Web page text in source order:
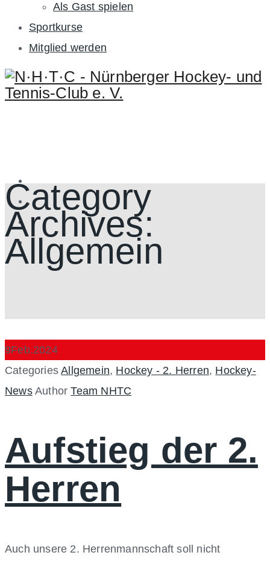
Als Gast spielen
Sportkurse
Mitglied werden
Category
Archives:
Allgemein
9Feb.2024
CategoriesAllgemein, Hockey - 2. Herren, Hockey-
News AuthorTeam NHTC
Aufstieg der 2.
Herren
Auch unsere 2. Herrenmannschaft soll nicht